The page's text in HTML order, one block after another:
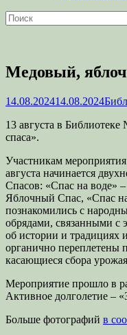
Поиск
Найти:
Медовый,
Опубликовано
14.08.202414.08.2024
13 августа в
спаса».
Участникам
августа начинается
Спасов: «Спас на воде»
Яблочный Спас, «Спас
познакомились с
обрядами, связанными с
об истории и традициях
органично переплетены
касающиеся сбора
Мероприятие прошло в
Активное долголетие –
Больше фотографий в